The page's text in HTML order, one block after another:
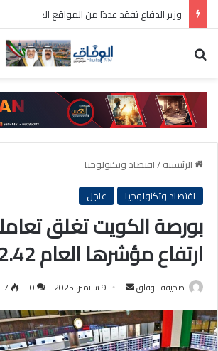
الرئيسية/اقتصاد وتكنولوجيا
اقتصاد وتكنولوجيا
عاجل
بورصة الكويت تغلق
ارتفاع مؤشرها العام 72.42 نقطة
صحيفة الوفاق
أرسل
إلكترونيا
9 سبتمبر، 2025 0
7